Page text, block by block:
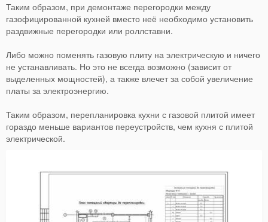
Таким образом, при демонтаже перегородки между
газофицированной кухней вместо неё необходимо установить
раздвижные перегородки или роллставни.
Либо можно поменять газовую плиту на электрическую и ничего
не устанавливать. Но это не всегда возможно (зависит от
выделенных мощностей), а также влечет за собой увеличение
платы за электроэнергию.
Таким образом, перепланировка кухни с газовой плитой имеет
гораздо меньше вариантов переустройств, чем кухня с плитой
электрической.